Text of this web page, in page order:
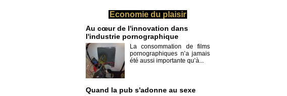
Economie du plaisir
Au cœur de l'innovation dans
l'industrie pornographique
La consommation de films
pornographiques n’a jamais
été aussi importante qu’à...
Quand la pub s'adonne au sexe